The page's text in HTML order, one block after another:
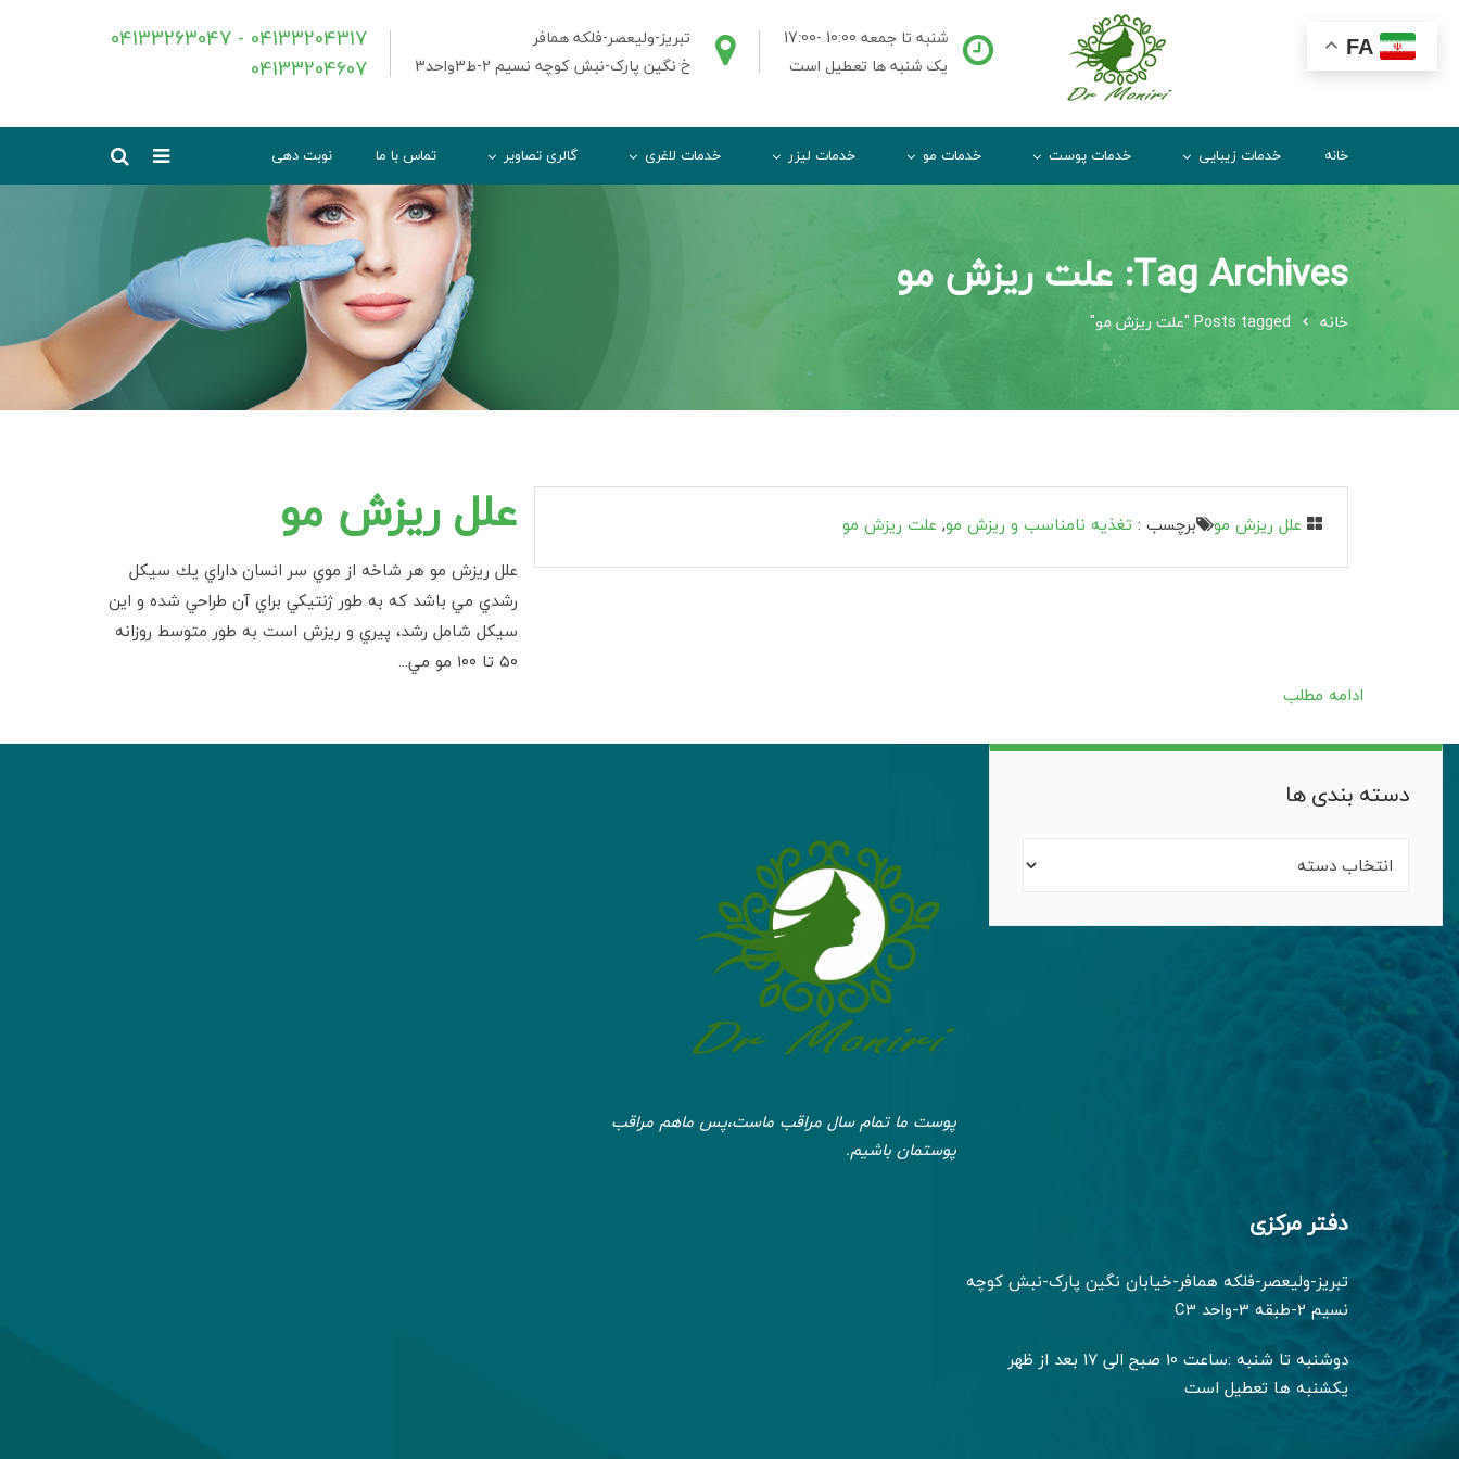
04133263047 - 04133204317
04133204607
تبریز-ولیعصر-فلکه همافر
خ نگین پارک-نبش کوچه نسیم 2-ط3واحد3
شنبه تا جمعه 10:00 -17:00
یک شنبه ها تعطیل است
خانه خدمات زیبایی خدمات پوست خدمات مو خدمات لیزر خدمات لاغری گالری تصاویر تماس با ما نوبت دهی
Tag Archives: علت ریزش مو
خانه Posts tagged "علت ریزش مو"
علل ریزش مو برچسب : تغذیه نامناسب و ریزش مو, علت ریزش مو علل ریزش مو
علل ريزش مو هر شاخه از موي سر انسان داراي يك سيكل
رشدي مي باشد كه به طور ژنتيكي براي آن طراحي شده و اين
سيكل شامل رشد، پيري و ريزش است به طور متوسط روزانه
۵۰ تا ۱۰۰ مو مي...
ادامه مطلب
دسته بندی ها
پوست ما تمام سال مراقب ماست،پس ماهم مراقب
پوستمان باشیم.
دفتر مرکزی
تبریز-ولیعصر-فلکه همافر-خیابان نگین پارک-نبش کوچه
نسیم 2-طبقه 3-واحد C3
دوشنبه تا شنبه :ساعت 10 صبح الی 17 بعد از ظهر
یکشنبه ها تعطیل است
FA